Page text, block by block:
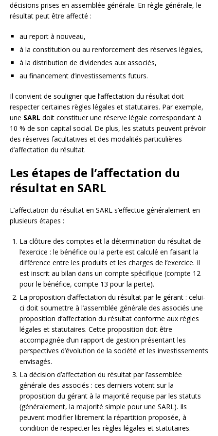
décisions prises en assemblée générale. En règle générale, le
résultat peut être affecté :
au report à nouveau,
à la constitution ou au renforcement des réserves légales,
à la distribution de dividendes aux associés,
au financement d’investissements futurs.
Il convient de souligner que l’affectation du résultat doit
respecter certaines règles légales et statutaires. Par exemple,
une SARL doit constituer une réserve légale correspondant à
10 % de son capital social. De plus, les statuts peuvent prévoir
des réserves facultatives et des modalités particulières
d’affectation du résultat.
Les étapes de l’affectation du
résultat en SARL
L’affectation du résultat en SARL s’effectue généralement en
plusieurs étapes :
La clôture des comptes et la détermination du résultat de
l’exercice : le bénéfice ou la perte est calculé en faisant la
différence entre les produits et les charges de l’exercice. Il
est inscrit au bilan dans un compte spécifique (compte 12
pour le bénéfice, compte 13 pour la perte).
La proposition d’affectation du résultat par le gérant : celui-
ci doit soumettre à l’assemblée générale des associés une
proposition d’affectation du résultat conforme aux règles
légales et statutaires. Cette proposition doit être
accompagnée d’un rapport de gestion présentant les
perspectives d’évolution de la société et les investissements
envisagés.
La décision d’affectation du résultat par l’assemblée
générale des associés : ces derniers votent sur la
proposition du gérant à la majorité requise par les statuts
(généralement, la majorité simple pour une SARL). Ils
peuvent modifier librement la répartition proposée, à
condition de respecter les règles légales et statutaires.